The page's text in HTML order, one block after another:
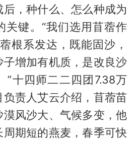
后，种什么、怎么种成为
关键。“我们选用苜蓿作
根系发达，既能固沙，
子增加有机质，是改良沙
”十四师二二四团7.38万
责人艾云介绍，苜蓿苗
风沙大、气候多变，他
期短的燕麦，春季可快